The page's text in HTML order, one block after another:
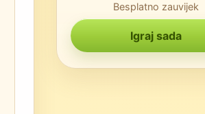
Besplatno zauvijek
Igraj sada